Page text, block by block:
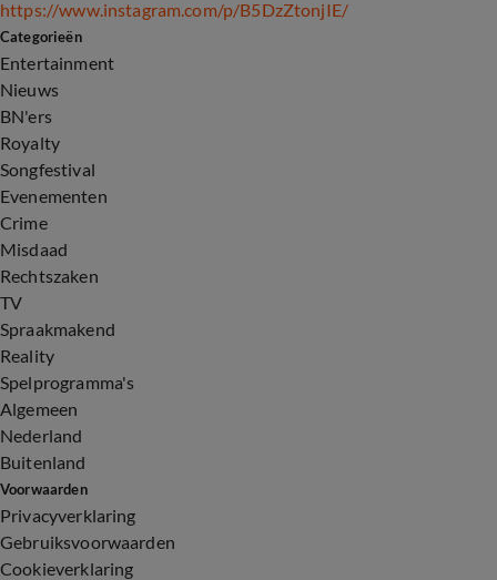
https://www.instagram.com/p/B5DzZtonjIE/
Categorieën
Entertainment
Nieuws
BN'ers
Royalty
Songfestival
Evenementen
Crime
Misdaad
Rechtszaken
TV
Spraakmakend
Reality
Spelprogramma's
Algemeen
Nederland
Buitenland
Voorwaarden
Privacyverklaring
Gebruiksvoorwaarden
Cookieverklaring